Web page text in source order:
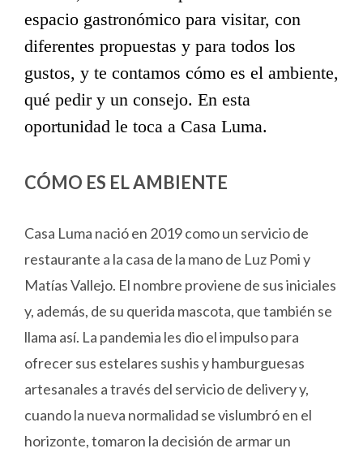
espacio gastronómico para visitar, con
diferentes propuestas y para todos los
gustos, y te contamos cómo es el ambiente,
qué pedir y un consejo. En esta
oportunidad le toca a Casa Luma.
CÓMO ES EL AMBIENTE
Casa Luma nació en 2019 como un servicio de
restaurante a la casa de la mano de Luz Pomi y
Matías Vallejo. El nombre proviene de sus iniciales
y, además, de su querida mascota, que también se
llama así. La pandemia les dio el impulso para
ofrecer sus estelares sushis y hamburguesas
artesanales a través del servicio de delivery y,
cuando la nueva normalidad se vislumbró en el
horizonte, tomaron la decisión de armar un